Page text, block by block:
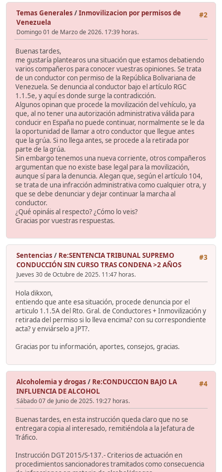
#2
Temas Generales /Inmovilizacion por permisos de
Venezuela
Domingo 01 de Marzo de 2026. 17:39 horas.
Buenas tardes,
me gustaría plantearos una situación que estamos debatiendo
varios compañeros para conocer vuestras opiniones. Se trata
de un conductor con permiso de la República Bolivariana de
Venezuela. Se denuncia al conductor bajo el artículo RGC
1.1.5e, y aquí es donde surge la contradicción.
Algunos opinan que procede la movilización del vehículo, ya
que, al no tener una autorización administrativa válida para
conducir en España no puede continuar, normalmente se le da
la oportunidad de llamar a otro conductor que llegue antes
que la grúa. Si no llega antes, se procede a la retirada por
parte de la grúa.
Sin embargo tenemos una nueva corriente, otros compañeros
argumentan que no existe base legal para la movilización,
aunque sí para la denuncia. Alegan que, según el artículo 104,
se trata de una infracción administrativa como cualquier otra, y
que se debe denunciar y dejar continuar la marcha al
conductor.
¿Qué opináis al respecto? ¿Cómo lo veis?
Gracias por vuestras respuestas.
#3
Sentencias / Re:SENTENCIA TRIBUNAL SUPREMO
CONDUCCIÓN SIN CURSO TRAS CONDENA >2 AÑOS
Jueves 30 de Octubre de 2025. 11:47 horas.
Hola dikxon,
entiendo que ante esa situación, procede denuncia por el
articulo 1.1.5A del Rto. Gral. de Conductores + Inmovilización y
retirada del permiso si lo lleva encima? con su correspondiente
acta? y enviárselo a JPT?.
Gracias por tu información, aportes, consejos, gracias.
#4
Alcoholemia y drogas / Re:CONDUCCION BAJO LA
INFLUENCIA DE ALCOHOL
Sábado 07 de Junio de 2025. 19:27 horas.
Buenas tardes, en esta instrucción queda claro que no se
entregara copia al interesado, remitiéndola a la Jefatura de
Tráfico.
Instrucción DGT 2015/S-137.- Criterios de actuación en
procedimientos sancionadores tramitados como consecuencia